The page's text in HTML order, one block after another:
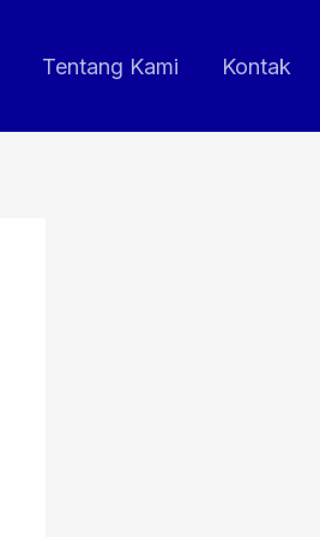
Tentang Kami Kontak